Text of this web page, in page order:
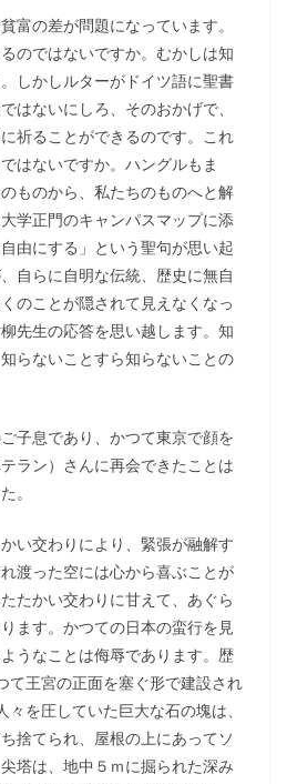
富の差が問題になっています。
のではないですか。むかしは知
しかしルターがドイツ語に聖書
はないにしろ、そのおかげで、
祈ることができるのです。これ
はないですか。ハングルもま
ものから、私たちのものへと解
学正門のキャンパスマップに添
由にする」という聖句が思い起
自らに自明な伝統、歴史に無自
のことが隠されて見えなくなっ
先生の応答を思い越します。知
らないことすら知らないことの
子息であり、かつて東京で顔を
ラン）さんに再会できたことは
。
い交わりにより、緊張が融解す
渡った空には心から喜ぶことが
たかい交わりに甘えて、あぐら
ます。かつての日本の蛮行を見
うなことは侮辱であります。歴
王宮の正面を塞ぐ形で建設され
を圧していた巨大な石の塊は、
捨てられ、屋根の上にあってソ
塔は、地中５ｍに掘られた深み